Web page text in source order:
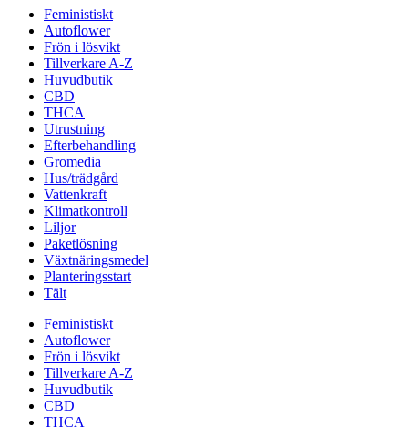
Feministiskt
Autoflower
Frön i lösvikt
Tillverkare A-Z
Huvudbutik
CBD
THCA
Utrustning
Efterbehandling
Gromedia
Hus/trädgård
Vattenkraft
Klimatkontroll
Liljor
Paketlösning
Växtnäringsmedel
Planteringsstart
Tält
Feministiskt
Autoflower
Frön i lösvikt
Tillverkare A-Z
Huvudbutik
CBD
THCA